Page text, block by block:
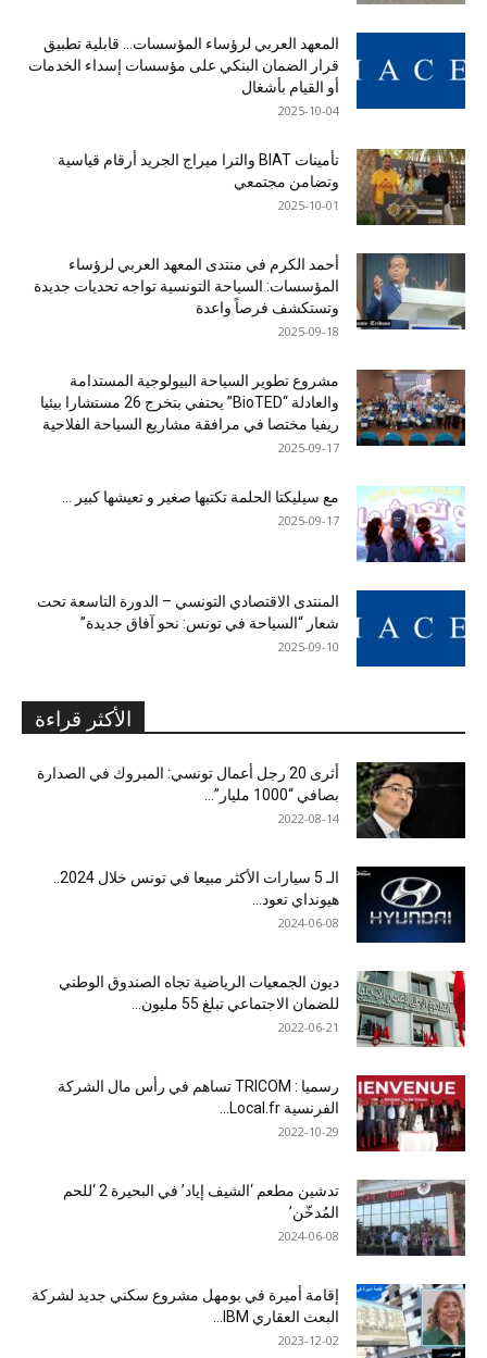
المعهد العربي لرؤساء المؤسسات… قابلية تطبيق
قرار الضمان البنكي على مؤسسات إسداء الخدمات
أو القيام بأشغال
2025-10-04
تأمينات BIAT والترا ميراج الجريد أرقام قياسية
وتضامن مجتمعي
2025-10-01
أحمد الكرم في منتدى المعهد العربي لرؤساء
المؤسسات: السياحة التونسية تواجه تحديات جديدة
وتستكشف فرصاً واعدة
2025-09-18
مشروع تطوير السياحة البيولوجية المستدامة
والعادلة “BioTED” يحتفي بتخرج 26 مستشارا بيئيا
ريفيا مختصا في مرافقة مشاريع السياحة الفلاحية
2025-09-17
مع سيليكتا الحلمة تكتبها صغير و تعيشها كبير …
2025-09-17
المنتدى الاقتصادي التونسي – الدورة التاسعة تحت
شعار “السياحة في تونس: نحو آفاق جديدة”
2025-09-10
الأكثر قراءة
أثرى 20 رجل أعمال تونسي: المبروك في الصدارة
بصافي “1000 مليار”...
2022-08-14
هيونداي تعود...
2024-06-08
ديون الجمعيات الرياضية تجاه الصندوق الوطني
للضمان الاجتماعي تبلغ 55 مليون...
2022-06-21
رسميا : TRICOM تساهم في رأس مال الشركة
الفرنسية Local.fr...
2022-10-29
تدشين مطعم ‘الشيف إياد’ في البحيرة 2 ‘للحم
المُدخّن’
2024-06-08
إقامة أميرة في بومهل مشروع سكني جديد لشركة
البعث العقاري IBM...
2023-12-02